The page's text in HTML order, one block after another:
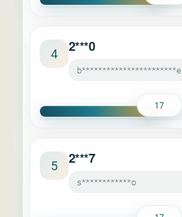
4 2***0
b***********************e
17
5 2***7
s************o